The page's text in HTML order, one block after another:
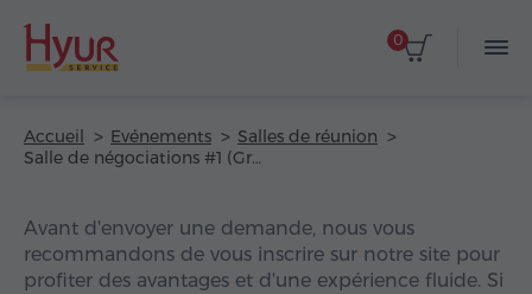
0
Accueil Evénements
Salles de réunion
Salle de négociations #1 (Grand Resort Jermuk)
Avant d'envoyer une demande, nous vous
recommandons de vous inscrire sur notre site pour
profiter des avantages et d'une expérience fluide. Si